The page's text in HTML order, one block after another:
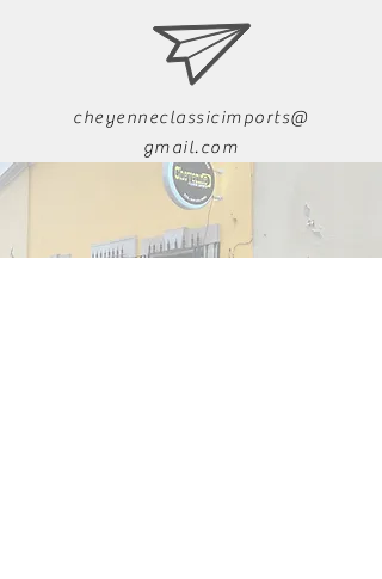
cheyenneclassicimports@
gmail.com